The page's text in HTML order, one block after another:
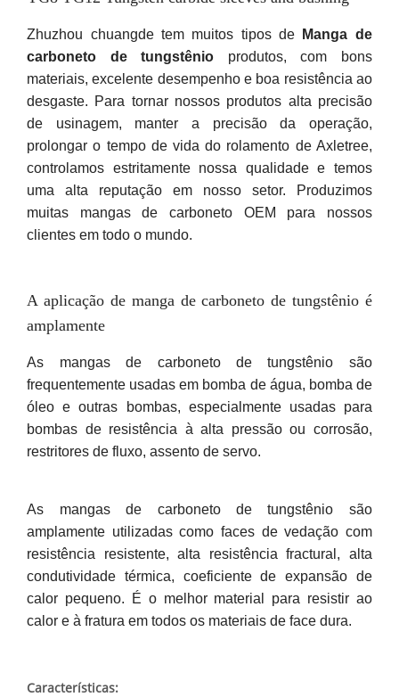
Zhuzhou chuangde tem muitos tipos de
Manga de
carboneto de tungstênio produtos, com bons
materiais, excelente desempenho e boa resistência ao
desgaste. Para tornar nossos produtos alta precisão
de usinagem, manter a precisão da operação,
prolongar o tempo de vida do rolamento de Axletree,
controlamos estritamente nossa qualidade e temos
uma alta reputação em nosso setor. Produzimos
muitas mangas de carboneto OEM para nossos
clientes em todo o mundo.
A aplicação de manga de carboneto de tungstênio é
amplamente
As mangas de carboneto de tungstênio são
frequentemente usadas em bomba de água, bomba de
óleo e outras bombas, especialmente usadas para
bombas de resistência à alta pressão ou corrosão,
restritores de fluxo, assento de servo.
As mangas de carboneto de tungstênio são
amplamente utilizadas como faces de vedação com
resistência resistente, alta resistência fractural, alta
condutividade térmica, coeficiente de expansão de
calor pequeno. É o melhor material para resistir ao
calor e à fratura em todos os materiais de face dura.
Características: